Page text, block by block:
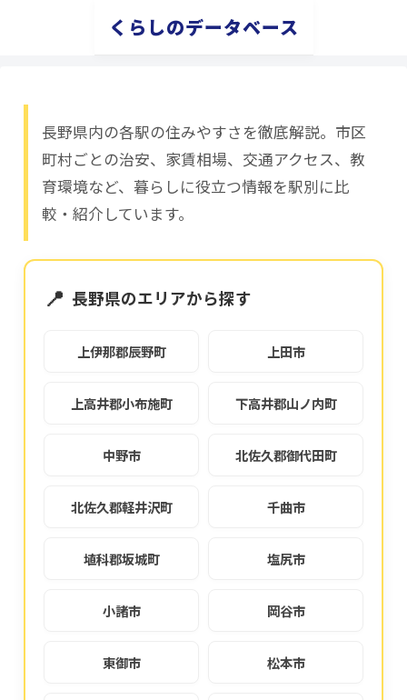
くらしのデータベース
長野県内の各駅の住みやすさを徹底解説。市区
町村ごとの治安、家賃相場、交通アクセス、教
育環境など、暮らしに役立つ情報を駅別に比
較・紹介しています。
📍 長野県のエリアから探す
上伊那郡辰野町 上田市
上高井郡小布施町 下高井郡山ノ内町
中野市 北佐久郡御代田町
北佐久郡軽井沢町 千曲市
埴科郡坂城町 塩尻市
小諸市 岡谷市
東御市 松本市